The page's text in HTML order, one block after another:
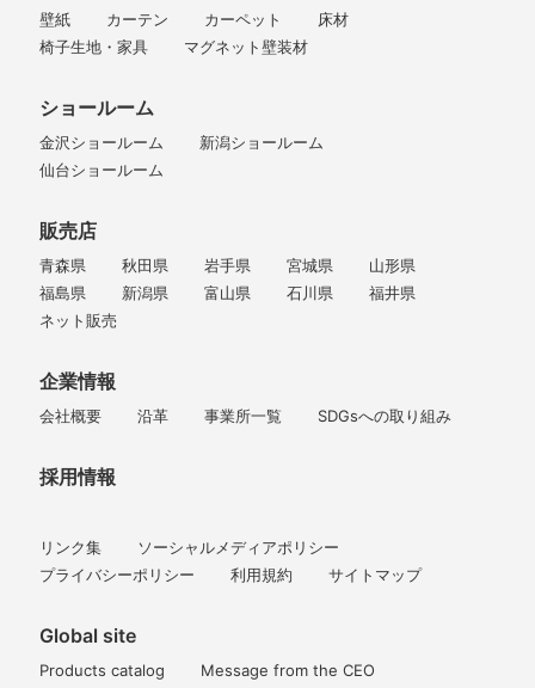
壁紙 カーテン カーペット
床材
椅子生地・家具
マグネット壁装材
ショールーム
金沢ショールーム
新潟ショールーム
仙台ショールーム
販売店
青森県 秋田県 岩手県 宮城県
山形県
福島県
新潟県 富山県 石川県
福井県
ネット販売
企業情報
会社概要 沿革 事業所一覧 SDGsへの取り組み
採用情報
リンク集
ソーシャルメディアポリシー
プライバシーポリシー
利用規約 サイトマップ
Global site
Products catalog
Message from the CEO